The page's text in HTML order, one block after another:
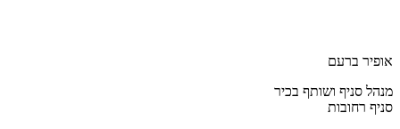
אופיר ברעם
מנהל סניף ושותף בכיר
סניף רחובות